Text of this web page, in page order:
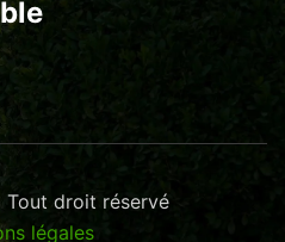
droit réservé
légales